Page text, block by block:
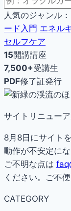
人気のジャンル：
ード入門 エネル
セルフケア
15開講講座
7,500+受講生
PDF修了証発行
サイトリニュー
8月8日にサイト
動作が不安定に
ご不明な点は
ください。ご不
CATEGORY